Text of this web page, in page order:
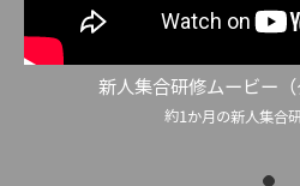
新人集合研修ムービー（
約1か月の新人集合